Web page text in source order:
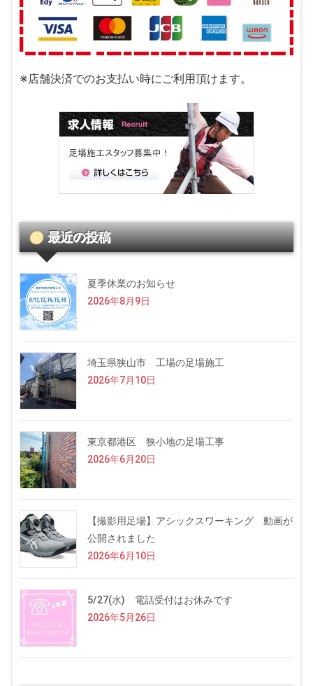
※店舗決済でのお支払い時にご利用頂けます。
最近の投稿
夏季休業のお知らせ
2026年8月9日
埼玉県狭山市 工場の足場施工
2026年7月10日
東京都港区 狭小地の足場工事
2026年6月20日
【撮影用足場】アシックスワーキング 動画が
公開されました
2026年6月10日
5/27(水) 電話受付はお休みです
2026年5月26日